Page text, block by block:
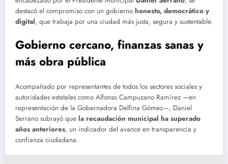
destacó el compromiso con un gobierno honesto, democrático y
digital, que trabaja por una ciudad más justa, segura y sustentable.
Gobierno cercano, finanzas sanas y
más obra pública
Acompañado por representantes de todos los sectores sociales y
autoridades estatales como Alfonso Campuzano Ramírez —en
representación de la Gobernadora Delfina Gómez—, Daniel
Serrano subrayó que la recaudación municipal ha superado
años anteriores, un indicador del avance en transparencia y
confianza ciudadana.